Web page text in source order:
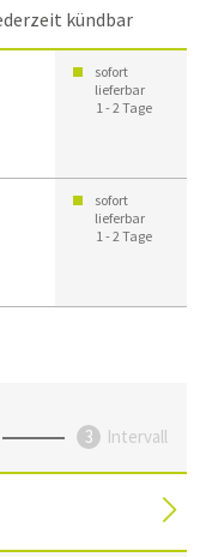
kündbar
sofort
lieferbar
1 - 2 Tage
sofort
lieferbar
1 - 2 Tage
Intervall